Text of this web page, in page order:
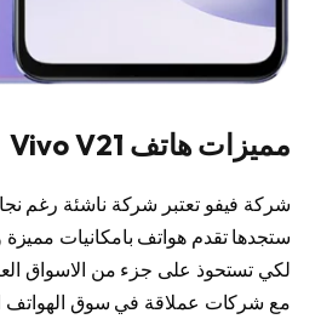
مميزات هاتف Vivo V21
شركة فيفو تعتبر شركة ناشئة رغم
ستجدها تقدم هواتف بامكانيات
لكي تستحوذ على جزء من الاسواق
مع شركات عملاقة في سوق الهواتف